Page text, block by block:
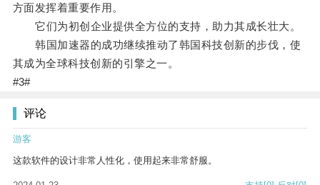
方面发挥着重要作用。
它们为初创企业提供全方位的支持，助力其成长壮大。
韩国加速器的成功继续推动了韩国科技创新的步伐，使
其成为全球科技创新的引擎之一。
#3#
评论
游客
这款软件的设计非常人性化，使用起来非常舒服。